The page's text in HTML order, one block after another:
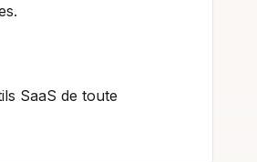
SaaS de toute